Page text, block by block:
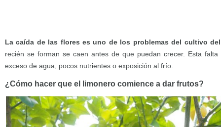
La caída de las flores es uno de los problemas del cultivo
recién se forman se caen antes de que puedan crecer. Esta
exceso de agua, pocos nutrientes o exposición al frío.
¿Cómo hacer que el limonero comience a dar frutos?